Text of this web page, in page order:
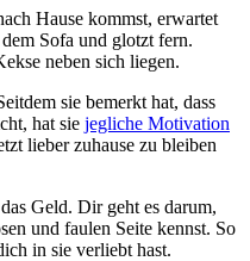
Hause kommst, erwartet
Sofa und glotzt fern.
neben sich liegen.
sie bemerkt hat, dass
hat sie jegliche Motivation
lieber zuhause zu bleiben
Geld. Dir geht es darum,
und faulen Seite kennst. So
in sie verliebt hast.